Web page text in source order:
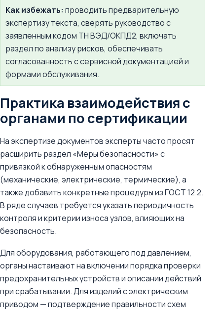
Как избежать: проводить предварительную
экспертизу текста, сверять руководство с
заявленным кодом ТН ВЭД/ОКПД2, включать
раздел по анализу рисков, обеспечивать
согласованность с сервисной документацией и
формами обслуживания.
Практика взаимодействия с
органами по сертификации
На экспертизе документов эксперты часто просят
расширить раздел «Меры безопасности» с
привязкой к обнаруженным опасностям
(механические, электрические, термические), а
также добавить конкретные процедуры из ГОСТ 12.2.
В ряде случаев требуется указать периодичность
контроля и критерии износа узлов, влияющих на
безопасность.
Для оборудования, работающего под давлением,
органы настаивают на включении порядка проверки
предохранительных устройств и описании действий
при срабатывании. Для изделий с электрическим
приводом — подтверждение правильности схем